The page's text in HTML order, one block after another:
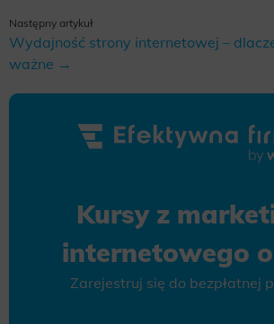
Następny artykuł
Wydajność strony internetowej –
ważne →
Kursy z
internetowego
Zarejestruj się do bezpłatnej